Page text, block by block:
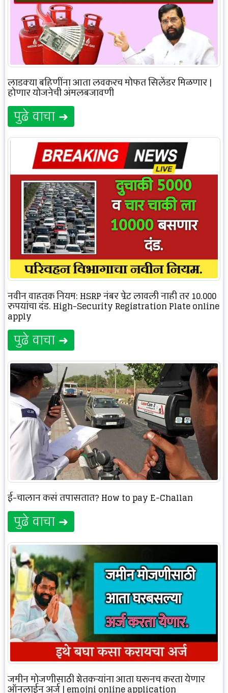
लाडक्या बहिणींना आता लवकरच मोफत सिलेंडर मिळणार |
होणार योजनेची अंमलबजावणी
पुढे वाचा ➜
नवीन वाहतूक नियम: HSRP नंबर प्लेट लावली नाही तर 10,000
रुपयांचा दंड. High-Security Registration Plate online
apply
पुढे वाचा ➜
ई-चालान कसं तपासतात? How to pay E-Challan
पुढे वाचा ➜
जमीन मोजणीसाठी शेतकऱ्यांना आता घरूनच करता येणार
ऑनलाईन अर्ज‌ | emojni online application